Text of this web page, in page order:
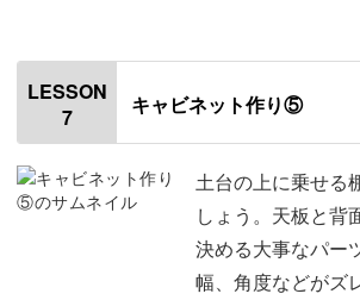
はじめに
土台の中心飾りに使用する材料
中心飾りを作る①外枠
中心飾りを作る②中枠
中心飾りを作る③モールディング
LESSON
7
キャビネット作り⑤
土台の上に乗せる
しょう。天板と背
決める大事なパー
幅、角度などがズ